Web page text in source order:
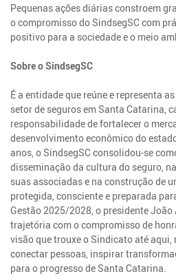
Pequenas ações diárias constroem
o compromisso do SindsegSC com
positivo para a sociedade e o meio
Sobre o SindsegSC
É a entidade que reúne e representa
setor de seguros em Santa Catarina,
responsabilidade de fortalecer o
desenvolvimento econômico do
anos, o SindsegSC consolidou-se
disseminação da cultura do seguro,
suas associadas e na construção de
protegida, consciente e preparada
Gestão 2025/2028, o presidente João
trajetória com o compromisso de
visão que trouxe o Sindicato até
conectar pessoas, inspirar
para o progresso de Santa Catarina.